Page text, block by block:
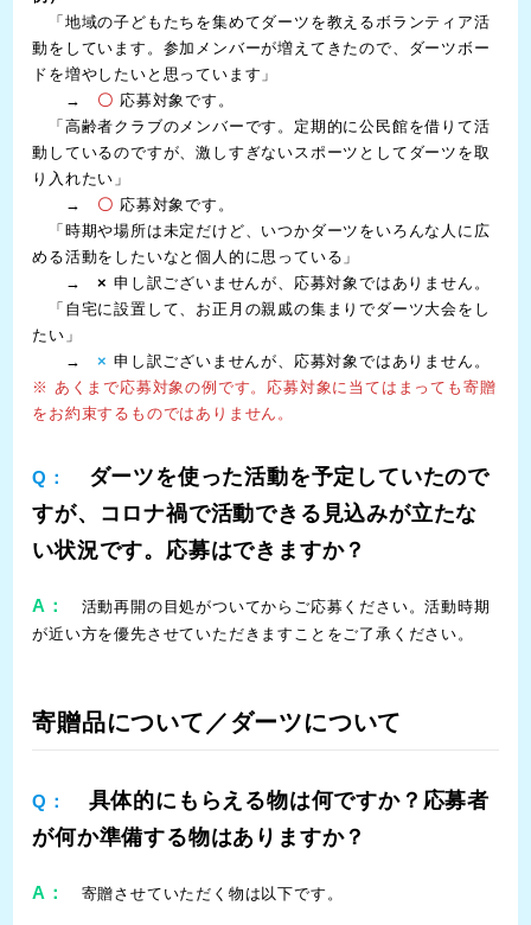
「地域の子どもたちを集めてダーツを教えるボランティア活
動をしています。参加メンバーが増えてきたので、ダーツボー
ドを増やしたいと思っています」
→ 〇 応募対象です。
「高齢者クラブのメンバーです。定期的に公民館を借りて活
動しているのですが、激しすぎないスポーツとしてダーツを取
り入れたい」
→ 〇 応募対象です。
「時期や場所は未定だけど、いつかダーツをいろんな人に広
める活動をしたいなと個人的に思っている」
→× 申し訳ございませんが、応募対象ではありません。
「自宅に設置して、お正月の親戚の集まりでダーツ大会をし
たい」
→× 申し訳ございませんが、応募対象ではありません。
※ あくまで応募対象の例です。応募対象に当てはまっても寄贈
をお約束するものではありません。
Q：
ダーツを使った活動を予定していたので
すが、コロナ禍で活動できる見込みが立たな
い状況です。応募はできますか？
A：
活動再開の目処がついてからご応募ください。活動時期
が近い方を優先させていただきますことをご了承ください。
寄贈品について／ダーツについて
Q：
具体的にもらえる物は何ですか？応募者
が何か準備する物はありますか？
A： 寄贈させていただく物は以下です。